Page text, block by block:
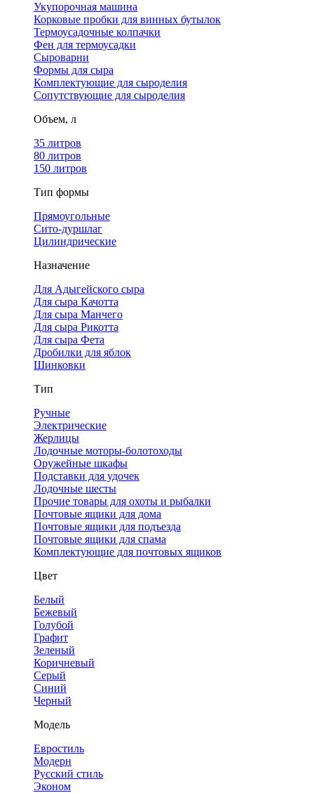
Укупорочная машина
Корковые пробки для винных бутылок
Термоусадочные колпачки
Фен для термоусадки
Сыроварни
Формы для сыра
Комплектующие для сыроделия
Сопутствующие для сыроделия
Объем, л
35 литров
80 литров
150 литров
Тип формы
Прямоугольные
Сито-дуршлаг
Цилиндрические
Назначение
Для Адыгейского сыра
Для сыра Качотта
Для сыра Манчего
Для сыра Рикотта
Для сыра Фета
Дробилки для яблок
Шинковки
Тип
Ручные
Электрические
Жерлицы
Лодочные моторы-болотоходы
Оружейные шкафы
Подставки для удочек
Лодочные шесты
Прочие товары для охоты и рыбалки
Почтовые ящики для дома
Почтовые ящики для подъезда
Почтовые ящики для спама
Комплектующие для почтовых ящиков
Цвет
Белый
Бежевый
Голубой
Графит
Зеленый
Коричневый
Серый
Синий
Черный
Модель
Евростиль
Модерн
Русский стиль
Эконом